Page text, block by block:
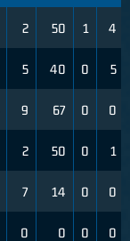
2 50 1 4
5 40 0 5
9 67 0 0
2 50 0 1
7 14 0 0
0 0 0 0